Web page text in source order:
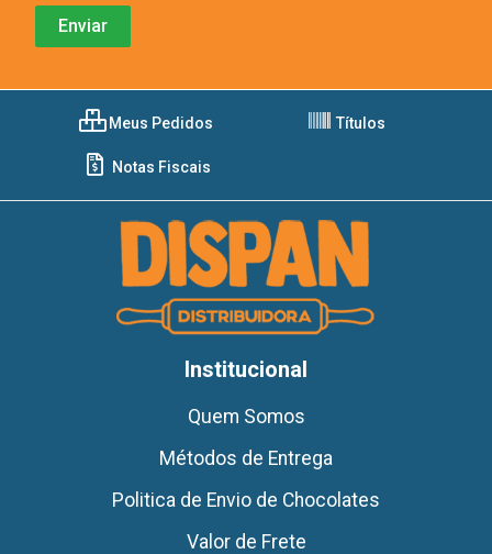
Meus Pedidos Títulos
Notas Fiscais
Institucional
Quem Somos
Métodos de Entrega
Politica de Envio de Chocolates
Valor de Frete